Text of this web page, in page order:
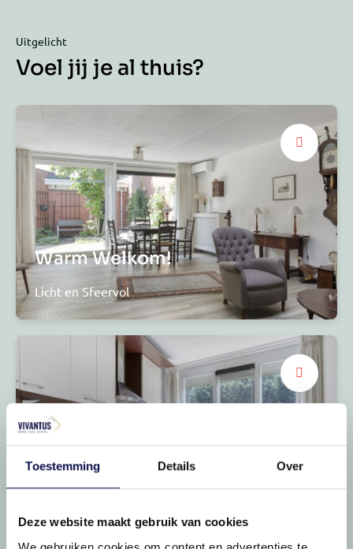
Toestemming Details Over
Deze website maakt gebruik van cookies
Uitgelicht
Voel jij je al thuis?
Warm Welkom!
Licht en Sfeervol
open keuken
Praktisch & compleet